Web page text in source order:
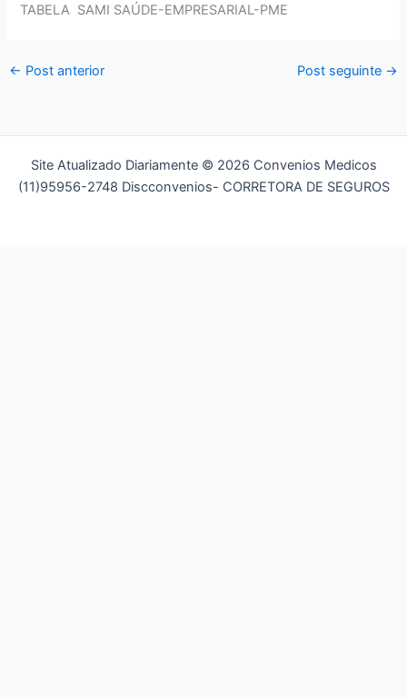
TABELA SAMI SAÚDE-EMPRESARIAL-PME
← Post anterior Post seguinte →
Site Atualizado Diariamente © 2026 Convenios Medicos
(11)95956-2748 Discconvenios- CORRETORA DE SEGUROS